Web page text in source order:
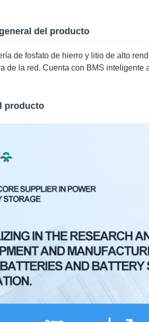
del producto
de fosfato de hierro y litio de alto
de la red. Cuenta con BMS
producto